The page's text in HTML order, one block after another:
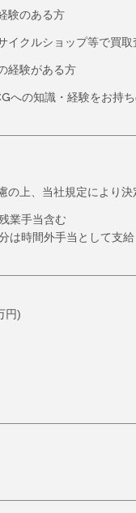
験のある方
イクルショップ等で買
経験がある方
への知識・経験をお持
の上、当社規定により決
業手当含む
は時間外手当として支給
円)